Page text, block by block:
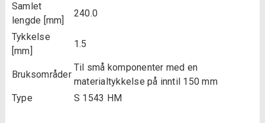
Samlet
lengde [mm]
240.0
Tykkelse
[mm]
1.5
Bruksområder
Til små komponenter med en
materialtykkelse på inntil 150 mm
Type
S 1543 HM